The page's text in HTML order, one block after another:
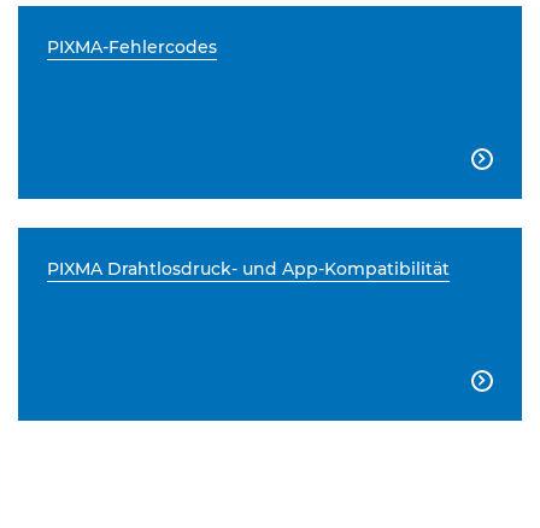
PIXMA-Fehlercodes

PIXMA Drahtlosdruck- und App-Kompatibilität
